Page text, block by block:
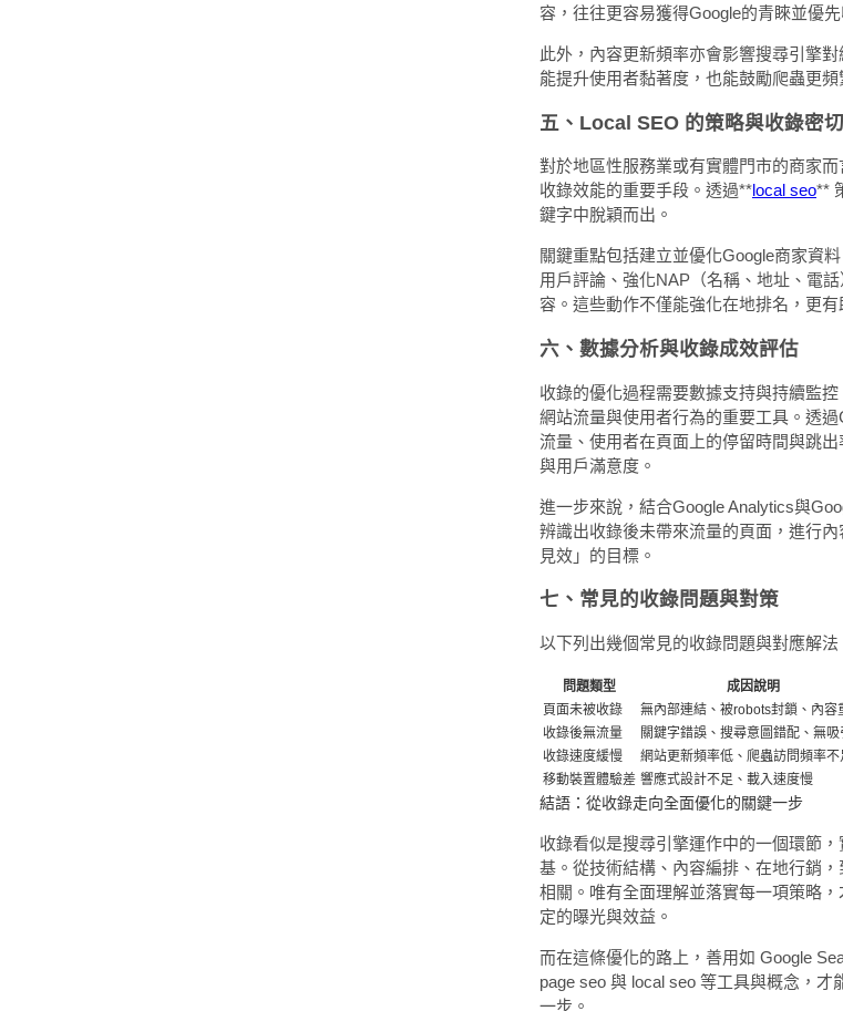
容，往往更容易獲得Google的青睞並優先
此外，內容更新頻率亦會影響搜尋引擎
能提升使用者黏著度，也能鼓勵爬蟲更頻
五、Local SEO 的策略與收錄密
對於地區性服務業或有實體門市的商家
收錄效能的重要手段。透過**local seo**
鍵字中脫穎而出。
關鍵重點包括建立並優化Google商家資
用戶評論、強化NAP（名稱、地址、電
容。這些動作不僅能強化在地排名，更
六、數據分析與收錄成效評估
收錄的優化過程需要數據支持與持續監控
網站流量與使用者行為的重要工具。透
流量、使用者在頁面上的停留時間與跳
與用戶滿意度。
進一步來說，結合Google Analytics與
辨識出收錄後未帶來流量的頁面，進行
見效」的目標。
七、常見的收錄問題與對策
以下列出幾個常見的收錄問題與對應解法
問題類型 成因說明
頁面未被收錄
無內部連結、被robots封鎖、內容
收錄後無流量
關鍵字錯誤、搜尋意圖錯配、無吸
收錄速度緩慢
網站更新頻率低、爬蟲訪問頻率不
移動裝置體驗差 響應式設計不足、載入速度慢
結語：從收錄走向全面優化的關鍵一步
收錄看似是搜尋引擎運作中的一個環節
基。從技術結構、內容編排、在地行銷
相關。唯有全面理解並落實每一項策略
定的曝光與效益。
而在這條優化的路上，善用如 Google
page seo 與 local seo 等工具與概念，
一步。